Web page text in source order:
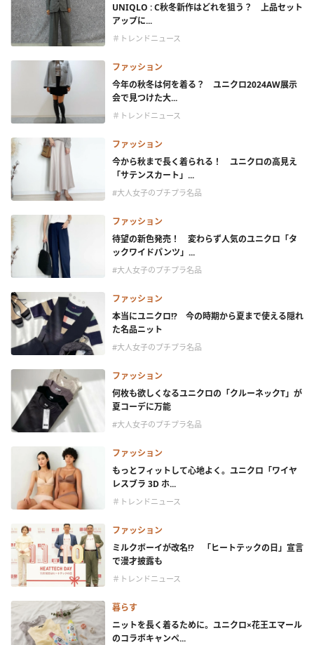
UNIQLO : C秋冬新作はどれを狙う？ 上品セット
アップに...
＃トレンドニュース
ファッション
今年の秋冬は何を着る？ ユニクロ2024AW展示
会で見つけた大...
＃トレンドニュース
ファッション
今から秋まで長く着られる！ ユニクロの高見え
「サテンスカート」...
#大人女子のプチプラ名品
ファッション
待望の新色発売！ 変わらず人気のユニクロ「タ
ックワイドパンツ」...
#大人女子のプチプラ名品
ファッション
本当にユニクロ!? 今の時期から夏まで使える隠れ
た名品ニット
#大人女子のプチプラ名品
ファッション
何枚も欲しくなるユニクロの「クルーネックT」が
夏コーデに万能
#大人女子のプチプラ名品
ファッション
もっとフィットして心地よく。ユニクロ「ワイヤ
レスブラ 3D ホ...
＃トレンドニュース
ファッション
ミルクボーイが改名!? 「ヒートテックの日」宣言
で漫才披露も
＃トレンドニュース
暮らす
ニットを長く着るために。ユニクロ×花王エマール
のコラボキャンペ...